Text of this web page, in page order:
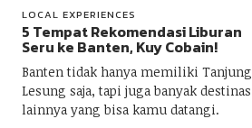
LOCAL EXPERIENCES
5 Tempat Rekomendasi Liburan
Seru ke Banten, Kuy Cobain!
Banten tidak hanya memiliki Tanjung
Lesung saja, tapi juga banyak
lainnya yang bisa kamu datangi.